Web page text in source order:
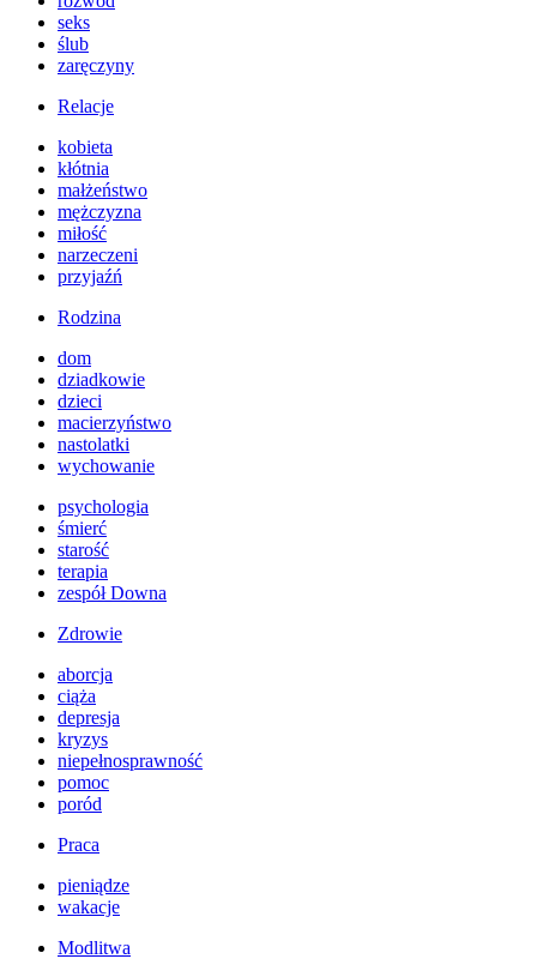
seks
ślub
zaręczyny
Relacje
kobieta
kłótnia
małżeństwo
mężczyzna
miłość
narzeczeni
przyjaźń
Rodzina
dom
dziadkowie
dzieci
macierzyństwo
nastolatki
wychowanie
psychologia
śmierć
starość
terapia
zespół Downa
Zdrowie
aborcja
ciąża
depresja
kryzys
niepełnosprawność
pomoc
poród
Praca
pieniądze
wakacje
Modlitwa